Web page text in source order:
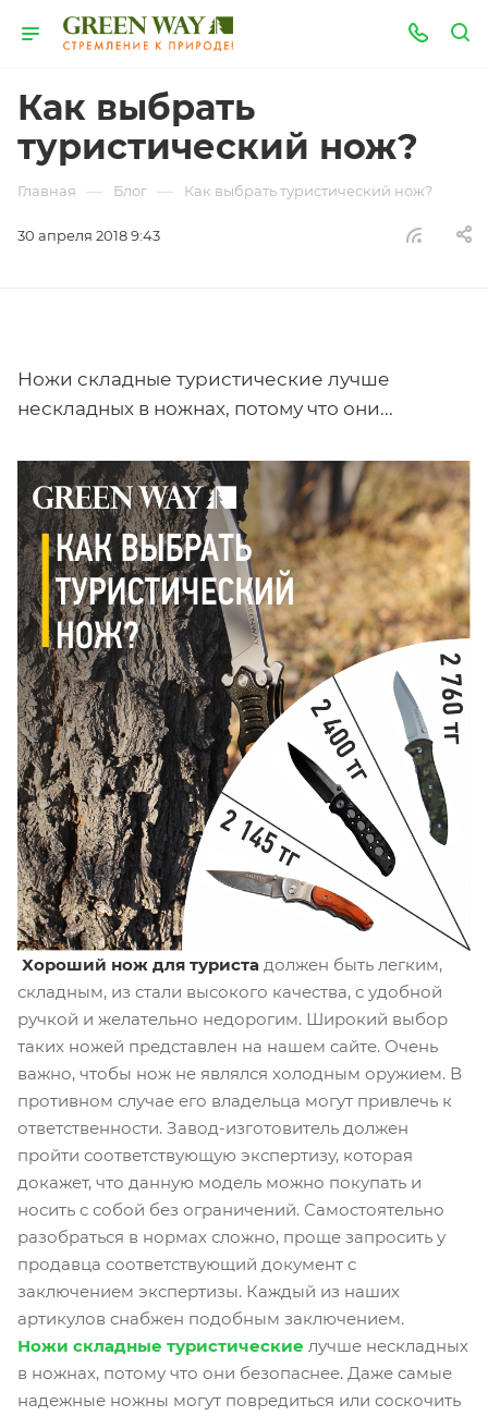
Как выбрать
туристический нож?
Главная — Блог — Как выбрать туристический нож?
30 апреля 2018 9:43
Ножи складные туристические лучше
нескладных в ножнах, потому что они...
Хороший нож для туриста должен быть легким,
складным, из стали высокого качества, с удобной
ручкой и желательно недорогим. Широкий выбор
таких ножей представлен на нашем сайте. Очень
важно, чтобы нож не являлся холодным оружием. В
противном случае его владельца могут привлечь к
ответственности. Завод-изготовитель должен
пройти соответствующую экспертизу, которая
докажет, что данную модель можно покупать и
носить с собой без ограничений. Самостоятельно
разобраться в нормах сложно, проще запросить у
продавца соответствующий документ с
заключением экспертизы. Каждый из наших
артикулов снабжен подобным заключением.
Ножи складные туристические лучше нескладных
в ножнах, потому что они безопаснее. Даже самые
надежные ножны могут повредиться или соскочить